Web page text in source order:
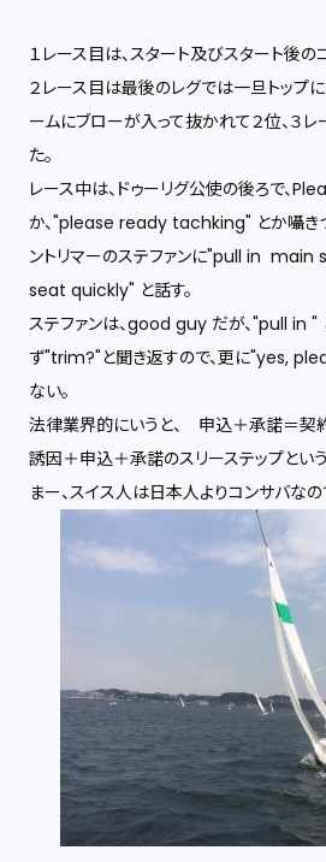
１レース目は、スタート及びスタート後の
２レース目は最後のレグでは一旦トップ
ームにブローが入って抜かれて２位、３
た。
レース中は、ドゥーリグ公使の後ろで
か、"please ready tachking" とか囁き
ントリマーのステファンに"pull in
seat quickly" と話す。
ステファンは、good guy だが、"pull in "
ず"trim?"と聞き返すので、更に"yes,
ない。
法律業界的にいうと、 申込＋承諾＝
誘因＋申込＋承諾のスリーステップとい
まー、スイス人は日本人よりコンサバな